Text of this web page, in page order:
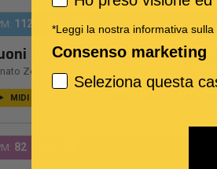
112 Ton.: RE -
(Sunny)
Zero
MIDI
82
*Leggi la nostra informativa sulla
Consenso marketing
Seleziona questa